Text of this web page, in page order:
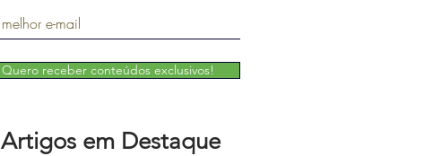
Quero receber conteúdos exclusivos!
Artigos em Destaque